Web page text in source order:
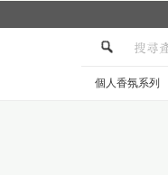
個人香氛系列